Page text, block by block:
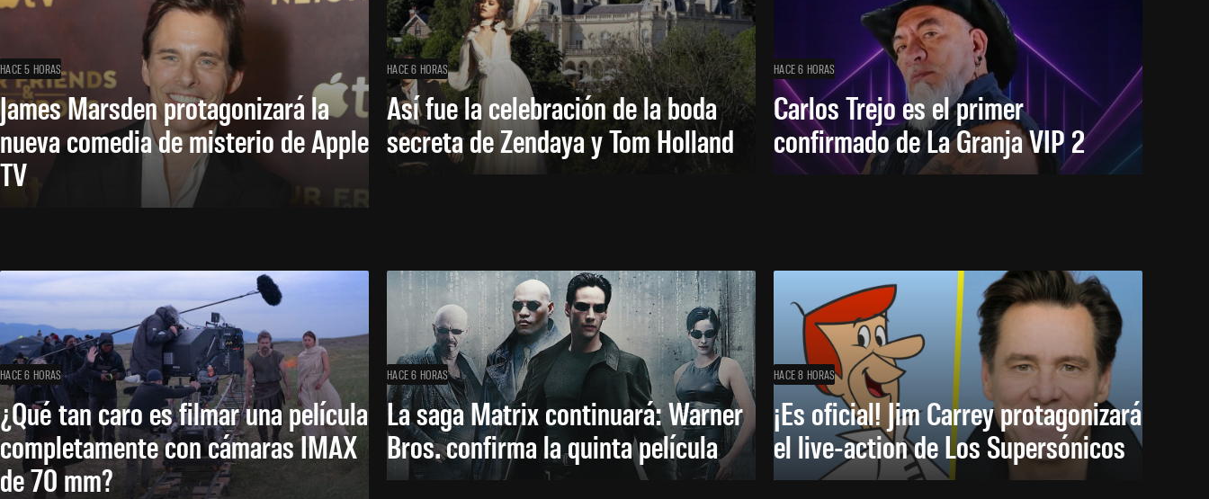
HACE 5 HORAS
James Marsden protagonizará la
nueva comedia de misterio de Apple
TV
HACE 6 HORAS
Así fue la celebración de la boda
secreta de Zendaya y Tom Holland
HACE 6 HORAS
Carlos Trejo es el primer
confirmado de La Granja VIP 2
HACE 6 HORAS
¿Qué tan caro es filmar una película
completamente con cámaras IMAX
de 70 mm?
HACE 6 HORAS
La saga Matrix continuará: Warner
Bros. confirma la quinta película
HACE 8 HORAS
¡Es oficial! Jim Carrey protagonizará
el live-action de Los Supersónicos